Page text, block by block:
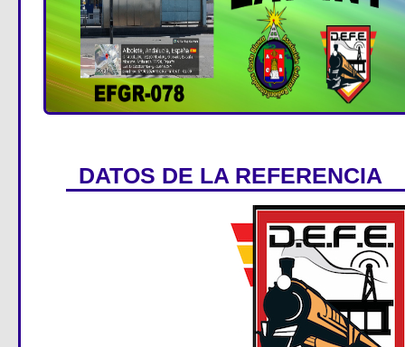
DATOS DE LA REFERENCIA